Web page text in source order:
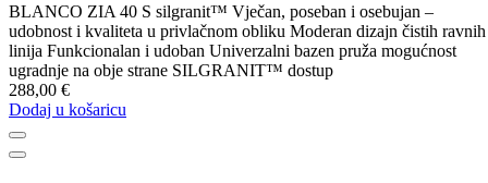
BLANCO ZIA 40 S silgranit™ Vječan, poseban i osebujan –
udobnost i kvaliteta u privlačnom obliku Moderan dizajn čistih ravnih
linija Funkcionalan i udoban Univerzalni bazen pruža mogućnost
ugradnje na obje strane SILGRANIT™ dostup
288,00 €
Dodaj u košaricu